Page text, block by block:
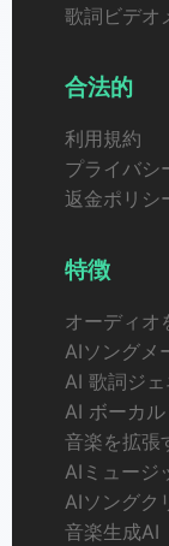
歌詞ビデオ
合法的
利用規約
プライバシ
返金ポリシ
特徴
オーディオ
AIソングメ
AI 歌詞ジ
AI ボーカ
音楽を拡張
AIミュージ
AIソングク
音楽生成AI